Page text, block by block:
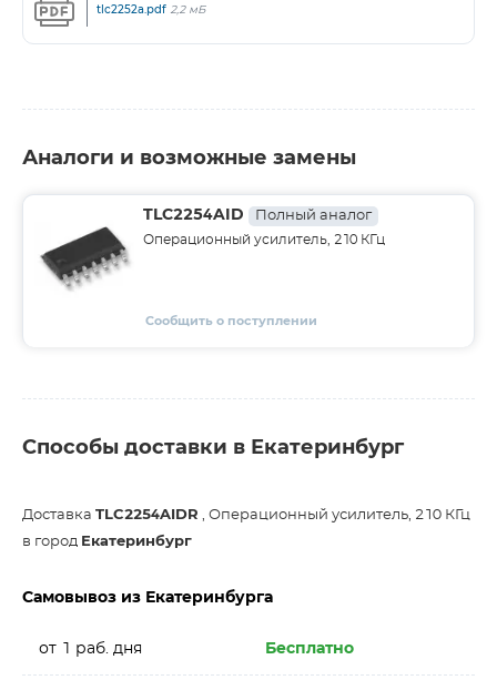
tlc2252a.pdf 2,2 мБ
Аналоги и возможные замены
TLC2254AID Полный аналог
Операционный усилитель, 210 КГц
Сообщить о поступлении
Способы доставки в Екатеринбург
Доставка TLC2254AIDR , Операционный усилитель, 210 КГц
в город Екатеринбург
Самовывоз из Екатеринбурга
от 1 раб. дня Бесплатно